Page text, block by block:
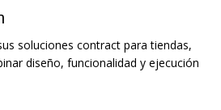
soluciones contract para tiendas,
diseño, funcionalidad y ejecución